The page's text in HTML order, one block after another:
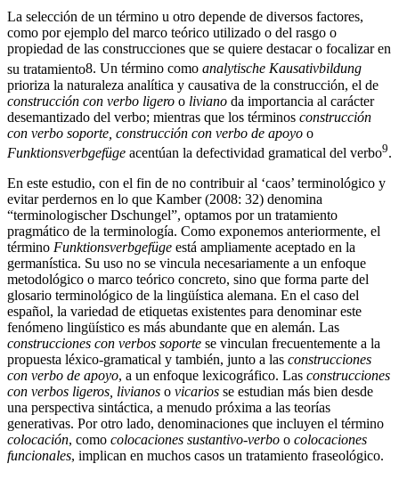
como por ejemplo del marco teórico utilizado o del rasgo o
propiedad de las construcciones que se quiere destacar o focalizar en
su tratamiento8. Un término comoanalytische Kausativbildung
prioriza la naturaleza analítica y causativa de la construcción, el de
construcción con verbo ligero olivianoda importancia al carácter
desemantizado del verbo; mientras que los términosconstrucción
con verbo soporte, construcción con verbo de apoyoo
Funktionsverbgefügeacentúan la defectividad gramatical del verbo
evitar perdernos en lo que Kamber (2008: 32) denomina
“terminologischer Dschungel”, optamos por un tratamiento
pragmático de la terminología. Como exponemos anteriormente, el
términoFunktionsverbgefügeestá ampliamente aceptado en la
germanística. Su uso no se vincula necesariamente a un enfoque
metodológico o marco teórico concreto, sino que forma parte del
glosario terminológico de la lingüística alemana. En el caso del
español, la variedad de etiquetas existentes para denominar este
fenómeno lingüístico es más abundante que en alemán. Las
construcciones con verbos soportese vinculan frecuentemente a la
propuesta léxico-gramatical y también, junto a lasconstrucciones
con verbo de apoyo, a un enfoque lexicográfico. Lasconstrucciones
con verbos ligeros, livianosovicariosse estudian más bien desde
una perspectiva sintáctica, a menudo próxima a las teorías
generativas. Por otro lado, denominaciones que incluyen el término
colocación, comocolocaciones sustantivo-verboocolocaciones
funcionales , implican en muchos casos un tratamiento fraseológico.